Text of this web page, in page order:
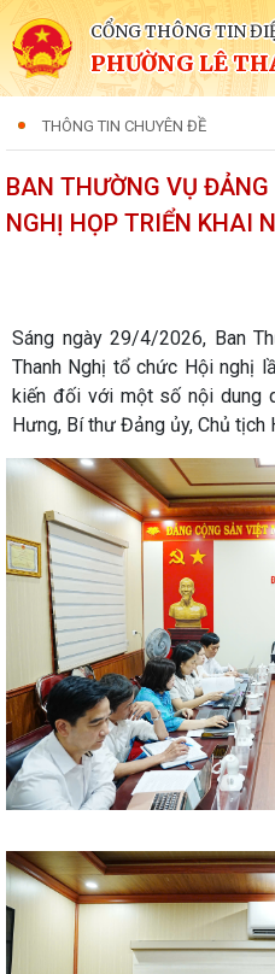
CỔNG THÔNG TIN
PHƯỜNG LÊ
THÔNG TIN CHUYÊN ĐỀ
BAN THƯỜNG VỤ
NGHỊ HỌP TRIỂN KHAI
Sáng ngày 29/4/2026, Ban
Thanh Nghị tổ chức Hội nghị
kiến đối với một số nội dung
Hưng, Bí thư Đảng ủy, Chủ